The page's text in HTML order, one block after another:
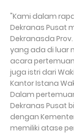
"Kami dalam
Dekranas Pusat
Dekranasda
yang ada di luar
acara
juga istri dari
Kantor Istana
Dalam
Dekranas Pusat
dengan
memiliki atase